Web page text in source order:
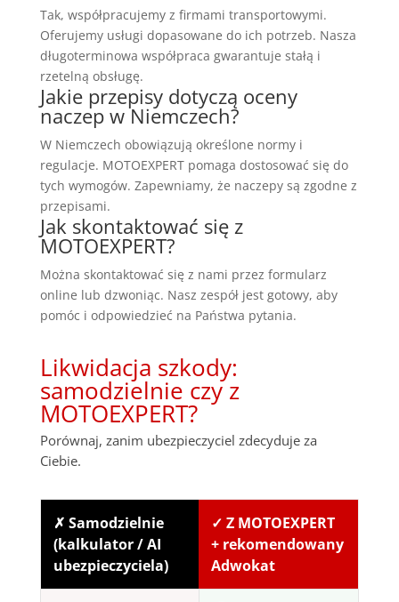
Tak, współpracujemy z firmami transportowymi.
Oferujemy usługi dopasowane do ich potrzeb. Nasza
długoterminowa współpraca gwarantuje stałą i
rzetelną obsługę.
Jakie przepisy dotyczą oceny
naczep w Niemczech?
W Niemczech obowiązują określone normy i
regulacje. MOTOEXPERT pomaga dostosować się do
tych wymogów. Zapewniamy, że naczepy są zgodne z
przepisami.
Jak skontaktować się z
MOTOEXPERT?
Można skontaktować się z nami przez formularz
online lub dzwoniąc. Nasz zespół jest gotowy, aby
pomóc i odpowiedzieć na Państwa pytania.
Likwidacja szkody:
samodzielnie czy z
MOTOEXPERT?
Porównaj, zanim ubezpieczyciel zdecyduje za
Ciebie.
✗ Samodzielnie
(kalkulator / AI
ubezpieczyciela)
✓ Z MOTOEXPERT
+ rekomendowany
Adwokat